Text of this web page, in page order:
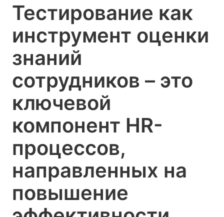
Тестирование как
инструмент оценки
знаний
сотрудников – это
ключевой
компонент HR-
процессов,
направленных на
повышение